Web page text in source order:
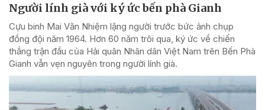
Người lính già với ký ức bến phà Gianh
Cựu binh Mai Văn Nhiệm lặng người trước bức ảnh chụp
đồng đội năm 1964. Hơn 60 năm trôi qua, ký ức về chiến
thắng trận đầu của Hải quân Nhân dân Việt Nam trên Bến Phà
Gianh vẫn vẹn nguyên trong người lính già.